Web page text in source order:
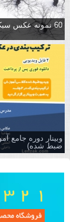
60 نمونه عکس سبک ماکسیمالیسم
وبینار دوره جامع
ضبط شده)